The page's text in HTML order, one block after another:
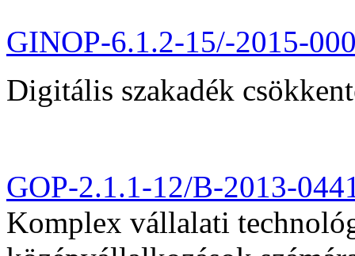
GINOP-6.1.2-15/-2015-
Digitális szakadék
GOP-2.1.1-12/B-2013-
Komplex vállalati